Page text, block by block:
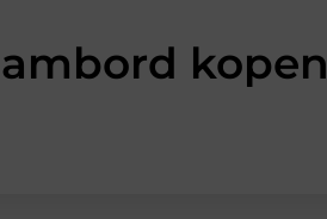
kopen